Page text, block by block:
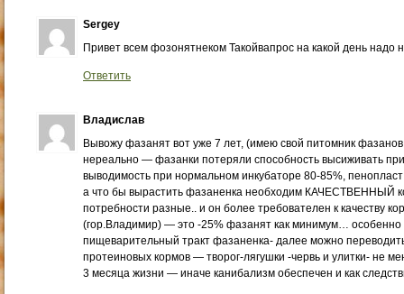
Sergey
Привет всем фозонятнеком Такойвапрос на какой день надо
Ответить
Владислав
Вывожу фазанят вот уже 7 лет, (имею свой питомник фазанов
нереально — фазанки потеряли способность высиживать
выводимость при нормальном инкубаторе 80-85%,
а что бы вырастить фазаненка необходим КАЧЕСТВЕННЫЙ
потребности разные.. и он более требователен к качеству
(гор.Владимир) — это -25% фазанят как минимум…
пищеварительный тракт фазаненка- далее можно
протеиновых кормов — творог-лягушки -червь и улитки- не
3 месяца жизни — иначе канибализм обеспечен и как